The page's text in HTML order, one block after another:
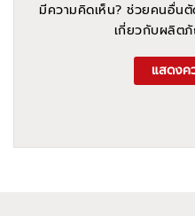
มีความคิดเห็น? ช่วยคนอื่น
เกี่ยวกับผลิต
แสดงค